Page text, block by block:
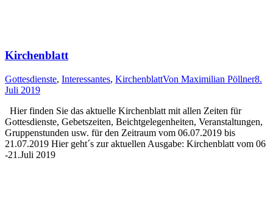
Kirchenblatt
Gottesdienste, Interessantes, KirchenblattVon Maximilian Pöllner8.
Juli 2019
Hier finden Sie das aktuelle Kirchenblatt mit allen Zeiten für
Gottesdienste, Gebetszeiten, Beichtgelegenheiten, Veranstaltungen,
Gruppenstunden usw. für den Zeitraum vom 06.07.2019 bis
21.07.2019 Hier geht´s zur aktuellen Ausgabe: Kirchenblatt vom 06
-21.Juli 2019